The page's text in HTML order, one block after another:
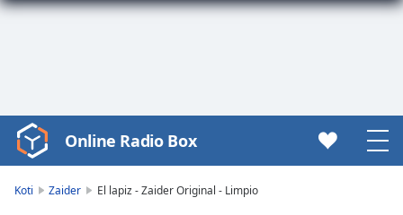
Video
Player
Online Radio Box
Koti Zaider El lapiz - Zaider Original - Limpio